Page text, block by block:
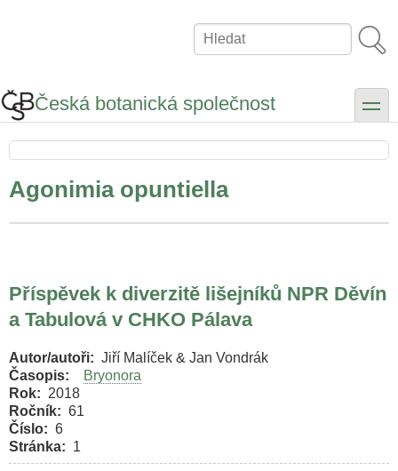
Hledat
Česká botanická společnost toggle
Agonimia opuntiella
Příspěvek k diverzitě lišejníků NPR Děvín
a Tabulová v CHKO Pálava
Autor/autoři
Jiří Malíček & Jan Vondrák
Časopis
Bryonora
Rok
2018
Ročník
61
Číslo
6
Stránka
1